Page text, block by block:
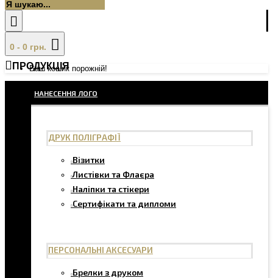
0 - 0 грн.
Ваш кошик порожній!
ПРОДУКЦІЯ
НАНЕСЕННЯ ЛОГО
ДРУК ПОЛІГРАФІЇ
Візитки
Листівки та Флаєра
Наліпки та стікери
Сертифікати та дипломи
ПЕРСОНАЛЬНІ АКСЕСУАРИ
Брелки з друком